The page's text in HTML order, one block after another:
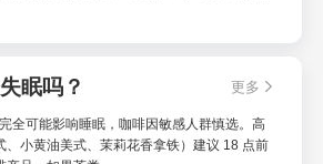
眠吗？ 更多
全可能影响睡眠，咖啡因敏感人群慎选。高
、小黄油美式、茉莉花香拿铁）建议 18 点前